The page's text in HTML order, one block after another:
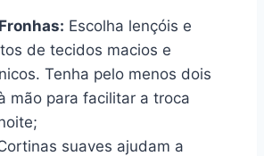
Escolha lençóis e
de tecidos macios e
Tenha pelo menos dois
mão para facilitar a troca
suaves ajudam a